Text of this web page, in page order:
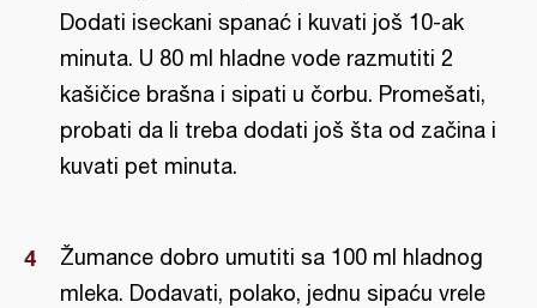
Dodati iseckani spanać i kuvati još 10-ak
minuta. U 80 ml hladne vode razmutiti 2
kašičice brašna i sipati u čorbu. Promešati,
probati da li treba dodati još šta od začina i
kuvati pet minuta.
Žumance dobro umutiti sa 100 ml hladnog
mleka. Dodavati, polako, jednu sipaću vrele